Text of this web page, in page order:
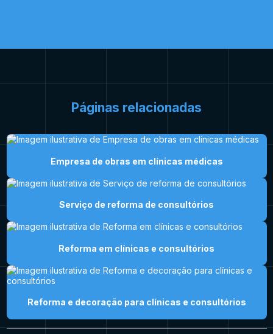
Páginas relacionadas
Empresa de obras em clínicas médicas
Serviço de reforma de consultórios
Reforma em clínicas e consultórios
Reforma e decoração para clínicas e consultórios